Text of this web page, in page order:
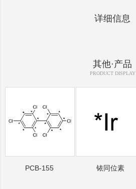
详细信息
其他·产品
PRODUCT DISPLAY
PCB-155 铱同位素